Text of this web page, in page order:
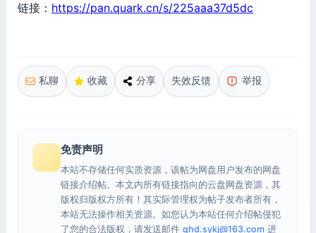
链接： https://pan.quark.cn/s/225aaa37d5dc
私聊 收藏 分享 失效反馈 举报
免责声明
本站不存储任何实质资源，该帖为网盘用户发布的网盘
链接介绍帖。本文内所有链接指向的云盘网盘资源，其
版权归版权方所有！其实际管理权为帖子发布者所有，
本站无法操作相关资源。如您认为本站任何介绍帖侵犯
了您的合法版权，请发送邮件 qhd.sykj@163.com 进